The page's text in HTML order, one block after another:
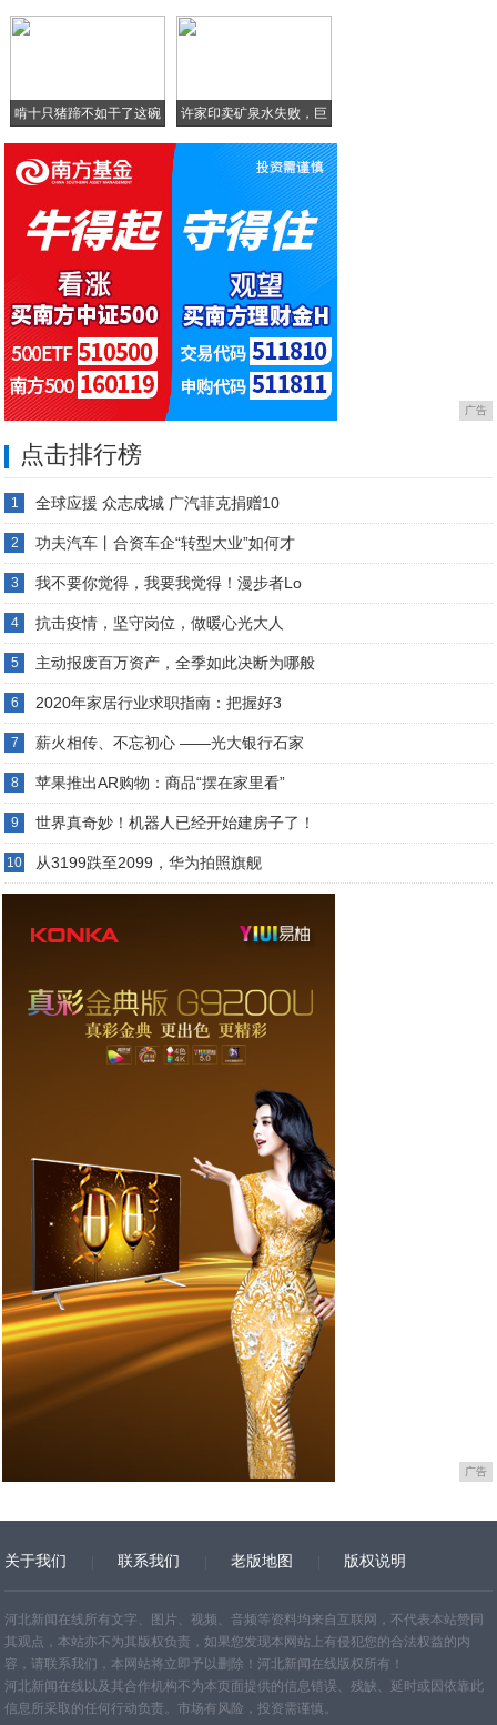
啃十只猪蹄不如干了这碗
许家印卖矿泉水失败，巨
广告
点击排行榜
1 全球应援 众志成城 广汽菲克捐赠10
2 功夫汽车丨合资车企“转型大业”如何才
3 我不要你觉得，我要我觉得！漫步者Lo
4 抗击疫情，坚守岗位，做暖心光大人
5 主动报废百万资产，全季如此决断为哪般
6 2020年家居行业求职指南：把握好3
7 薪火相传、不忘初心 ——光大银行石家
8 苹果推出AR购物：商品“摆在家里看”
9 世界真奇妙！机器人已经开始建房子了！
10 从3199跌至2099，华为拍照旗舰
广告
关于我们 联系我们 老版地图 版权说明
网站地图
河北新闻在线所有文字、图片、视频、音频等资料均来自互联网，不代表本站赞同
其观点，本站亦不为其版权负责，如果您发现本网站上有侵犯您的合法权益的内
容，请联系我们，本网站将立即予以删除！河北新闻在线版权所有！
河北新闻在线以及其合作机构不为本页面提供的信息错误、残缺、延时或因依靠此
信息所采取的任何行动负责。市场有风险，投资需谨慎。